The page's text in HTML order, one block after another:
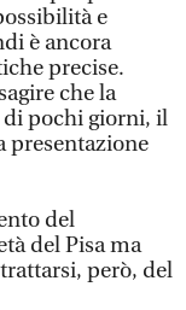
e
è ancora
precise.
che la
di pochi giorni, il
presentazione
del
del Pisa ma
però, del